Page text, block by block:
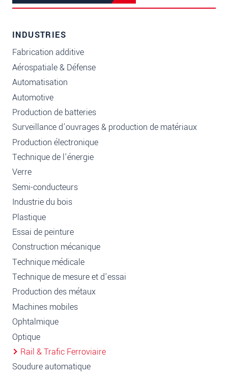
INDUSTRIES
Fabrication additive
Aérospatiale & Défense
Automatisation
Automotive
Production de batteries
Surveillance d’ouvrages & production de matériaux
Production électronique
Technique de l'énergie
Verre
Semi-conducteurs
Industrie du bois
Plastique
Essai de peinture
Construction mécanique
Technique médicale
Technique de mesure et d'essai
Production des métaux
Machines mobiles
Ophtalmique
Optique
Rail & Trafic Ferroviaire
Soudure automatique